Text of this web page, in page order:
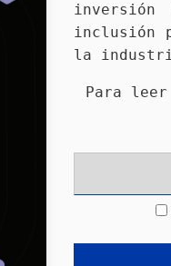
inversión
inclusión
la
Para